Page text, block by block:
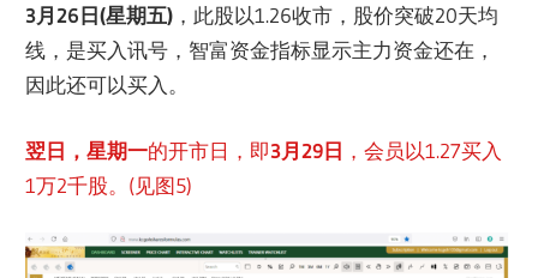
3月26日(星期五) ，此股以1.26收市，股价突破20天均
线，是买入讯号，智富资金指标显示主力资金还在，
因此还可以买入。
翌日，星期一的开市日，即3月29日 ，会员以1.27买入
1万2千股。(见图5)